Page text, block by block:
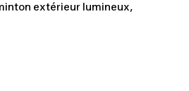
extérieur lumineux,